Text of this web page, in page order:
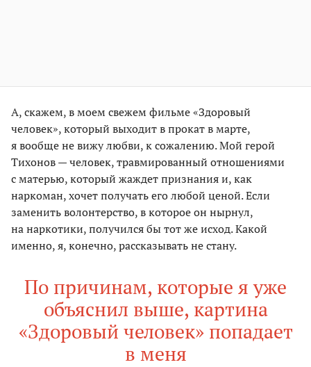
А, скажем, в моем свежем фильме «Здоровый
человек», который выходит в прокат в марте,
я вообще не вижу любви, к сожалению. Мой герой
Тихонов — человек, травмированный отношениями
с матерью, который жаждет признания и, как
наркоман, хочет получать его любой ценой. Если
заменить волонтерство, в которое он нырнул,
на наркотики, получился бы тот же исход. Какой
именно, я, конечно, рассказывать не стану.
По причинам, которые я уже
объяснил выше, картина
«Здоровый человек» попадает
в меня